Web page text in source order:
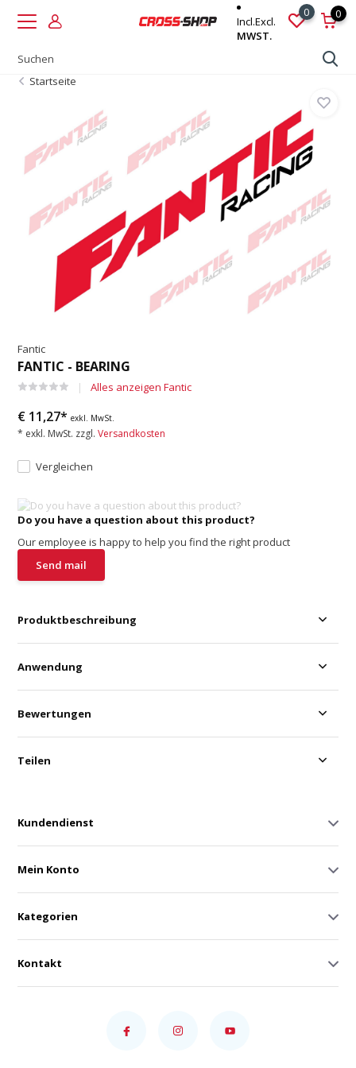
Incl.Excl.
MWST.
0 0
Startseite
Fantic
FANTIC - BEARING
Alles anzeigen Fantic
€ 11,27*exkl. MwSt.
* exkl. MwSt. zzgl.Versandkosten
Vergleichen
Do you have a question about this product?
Our employee is happy to help you find the right product
Send mail
Produktbeschreibung
Anwendung
Bewertungen
Teilen
Kundendienst
Mein Konto
Kategorien
Kontakt